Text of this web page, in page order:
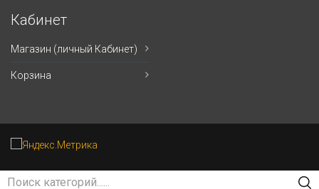
Кабинет
Магазин (личный Кабинет)
Корзина